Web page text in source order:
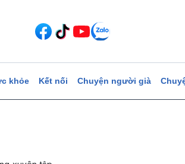
khỏe Kết nối Chuyện người già